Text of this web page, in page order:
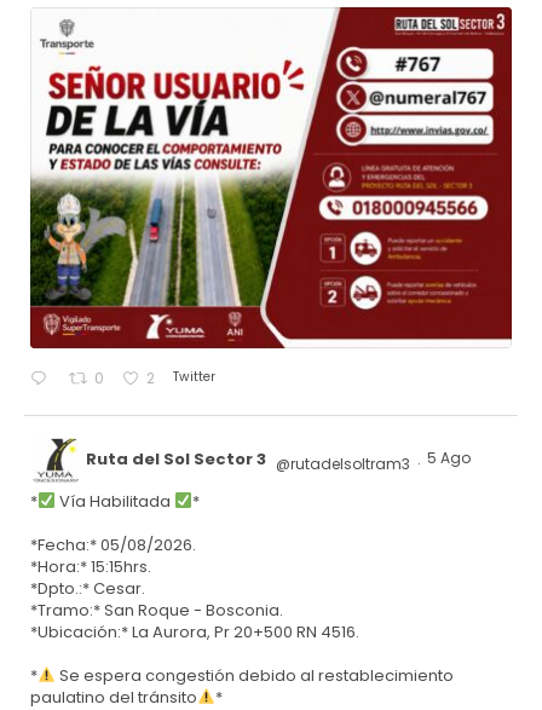
0 2 Twitter
Ruta del Sol Sector 3 @rutadelsoltram3 · 5 Ago
* Vía Habilitada
*
*Fecha:* 05/08/2026.
*Hora:* 15:15hrs.
*Dpto.:* Cesar.
*Tramo:* San Roque - Bosconia.
*Ubicación:* La Aurora, Pr 20+500 RN 4516.
*
Se espera congestión debido al restablecimiento
paulatino del tránsito
*